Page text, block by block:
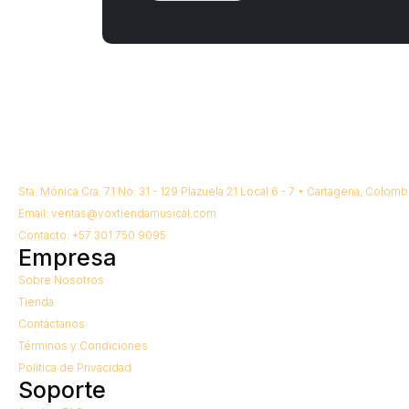
Sta. Mónica Cra. 71 No. 31 - 129 Plazuela 21 Local 6 - 7 • Cartagena,
Email: ventas@voxtiendamusical.com
Contacto: +57 301 750 9095
Empresa
Sobre Nosotros
Tienda
Contáctanos
Términos y Condiciones
Política de Privacidad
Soporte